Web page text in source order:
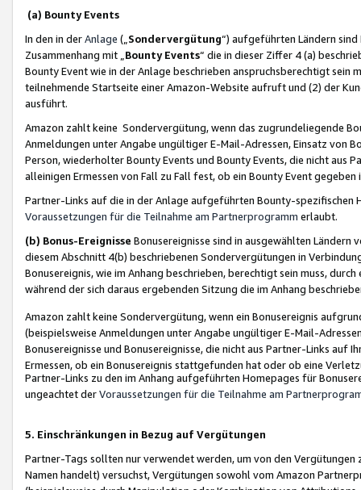
(a) Bounty Events
In den in derAnlage („ Sondervergütung“) aufgeführten Ländern
Zusammenhang mit „ Bounty Events“ die in dieser Ziffer 4 (a)
Bounty Event wie in der Anlage beschrieben anspruchsberechtigt sein
teilnehmende Startseite einer Amazon-Website aufruft und (2) der
ausführt.
Amazon zahlt keine Sondervergütung, wenn das zugrundeliegende
Anmeldungen unter Angabe ungültiger E-Mail-Adressen, Einsatz von
Person, wiederholter Bounty Events und Bounty Events, die nicht
alleinigen Ermessen von Fall zu Fall fest, ob ein Bounty Event
Partner-Links auf die in der Anlage aufgeführten Bounty-spezifischen
Voraussetzungen für die Teilnahme am Partnerprogramm erlaubt.
(b) Bonus-Ereignisse Bonusereignisse sind in ausgewählten Ländern
diesem Abschnitt 4(b) beschriebenen Sondervergütungen in
Bonusereignis, wie im Anhang beschrieben, berechtigt sein muss,
während der sich daraus ergebenden Sitzung die im Anhang
Amazon zahlt keine Sondervergütung, wenn ein Bonusereignis
(beispielsweise Anmeldungen unter Angabe ungültiger E-Mail-
Bonusereignisse und Bonusereignisse, die nicht aus Partner-Links auf
Ermessen, ob ein Bonusereignis stattgefunden hat oder ob eine
Partner-Links zu den im Anhang aufgeführten Homepages für
ungeachtet derVoraussetzungen für die Teilnahme am
5. Einschränkungen in Bezug auf Vergütungen
Partner-Tags sollten nur verwendet werden, um von den
Namen handelt) versuchst, Vergütungen sowohl vom Amazon